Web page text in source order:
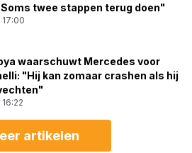
twee stappen terug doen"
17:00
waarschuwt Mercedes voor
"Hij kan zomaar crashen als hij
artikelen